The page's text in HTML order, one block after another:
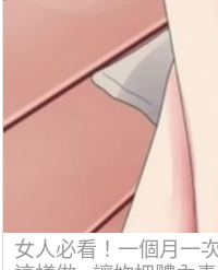
女人必看！一個月一